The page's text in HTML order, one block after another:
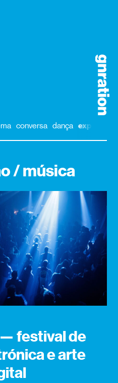
conversa dança exposição
/ música
festival de
e arte